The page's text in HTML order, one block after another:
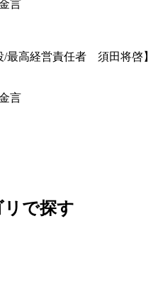
言
最高経営責任者 須田将啓】
言
リで探す